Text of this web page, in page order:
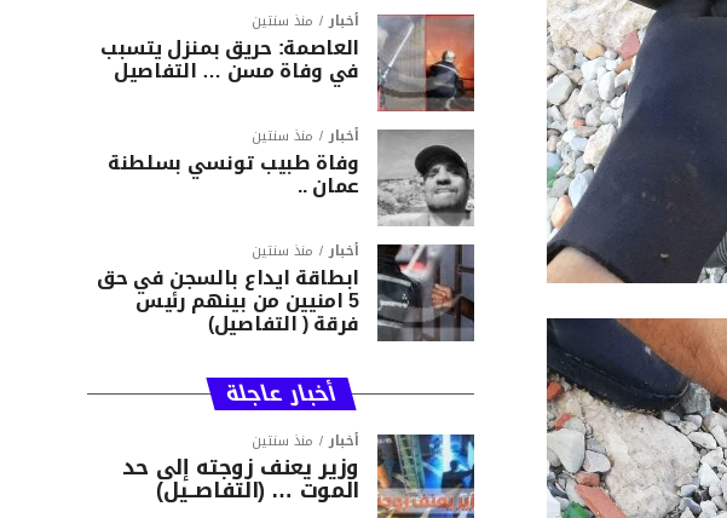
أخبار منذ سنتين
العاصمة: حريق بمنزل يتسبب
في وفاة مسن … التفاصيل
أخبار منذ سنتين
وفاة طبيب تونسي بسلطنة
عمان ..
أخبار منذ سنتين
ابطاقة ايداع بالسجن في حق
5 امنيين من بينهم رئيس
فرقة ( التفاصيل)
أخبار عاجلة
أخبار منذ سنتين
وزير يعنف زوجته إلى حد
الموت … (التفاصــيل)